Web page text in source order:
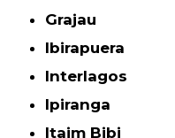
Grajau
Ibirapuera
Interlagos
Ipiranga
Itaim Bibi